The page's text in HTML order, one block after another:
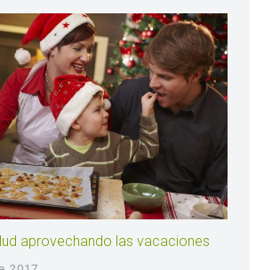
aprovechando las vacaciones